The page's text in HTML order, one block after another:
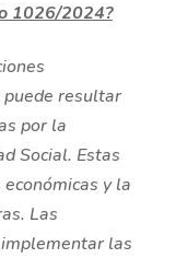
1026/2024?
resultar
por la
Social. Estas
y la
Las
las